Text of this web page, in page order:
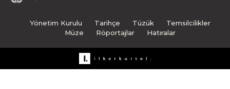
Yönetim Kurulu Tarihçe Tüzük
Temsilcilikler
Müze
Röportajlar Hatıralar